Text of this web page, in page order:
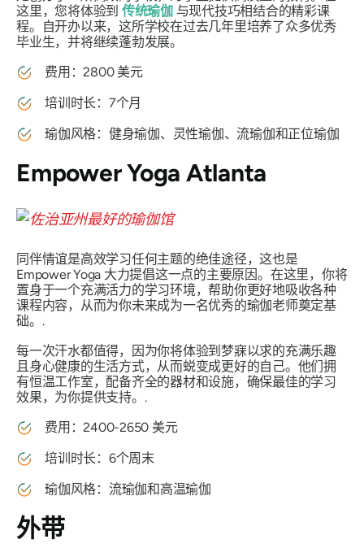
这里，您将体验到 传统瑜伽与现代技巧相结合的精彩课
程。自开办以来，这所学校在过去几年里培养了众多优秀
毕业生，并将继续蓬勃发展。
费用：2800 美元
培训时长：7个月
瑜伽风格：健身瑜伽、灵性瑜伽、流瑜伽和正位瑜伽
Empower Yoga Atlanta
同伴情谊是高效学习任何主题的绝佳途径，这也是
Empower Yoga 大力提倡这一点的主要原因。在这里，你将
置身于一个充满活力的学习环境，帮助你更好地吸收各种
课程内容，从而为你未来成为一名优秀的瑜伽老师奠定基
础。.
每一次汗水都值得，因为你将体验到梦寐以求的充满乐趣
且身心健康的生活方式，从而蜕变成更好的自己。他们拥
有恒温工作室，配备齐全的器材和设施，确保最佳的学习
效果，为你提供支持。.
费用：2400-2650 美元
培训时长：6个周末
瑜伽风格：流瑜伽和高温瑜伽
外带